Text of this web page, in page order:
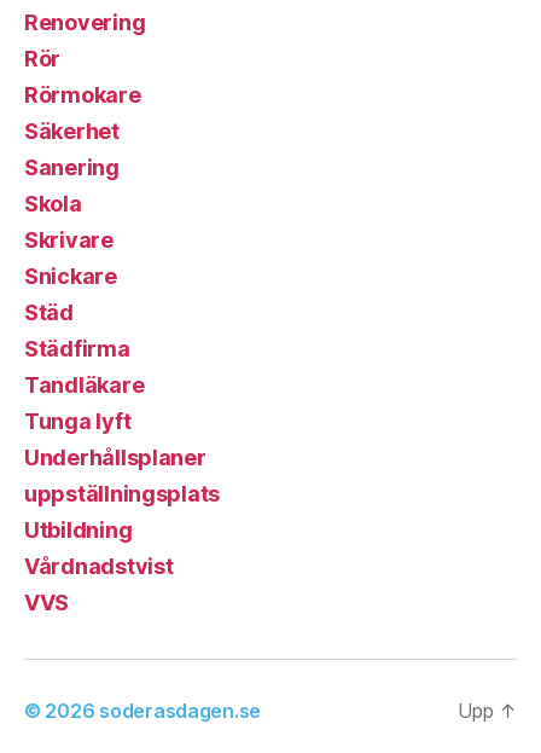
Renovering
Rör
Rörmokare
Säkerhet
Sanering
Skola
Skrivare
Snickare
Städ
Städfirma
Tandläkare
Tunga lyft
Underhållsplaner
uppställningsplats
Utbildning
Vårdnadstvist
VVS
© 2026 soderasdagen.se Upp ↑